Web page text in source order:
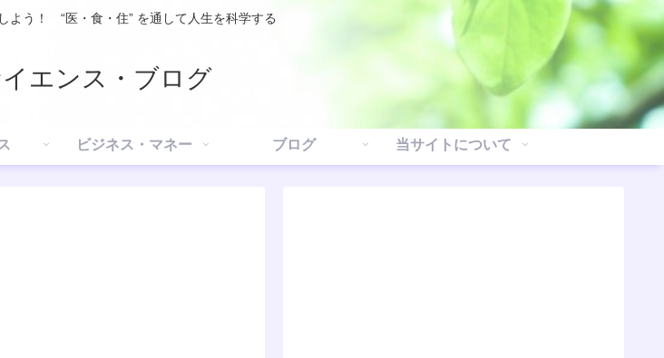
よう！ “医・食・住” を通して人生を科学する
エンス・ブログ
ビジネス・マネー ブログ 当サイトについて